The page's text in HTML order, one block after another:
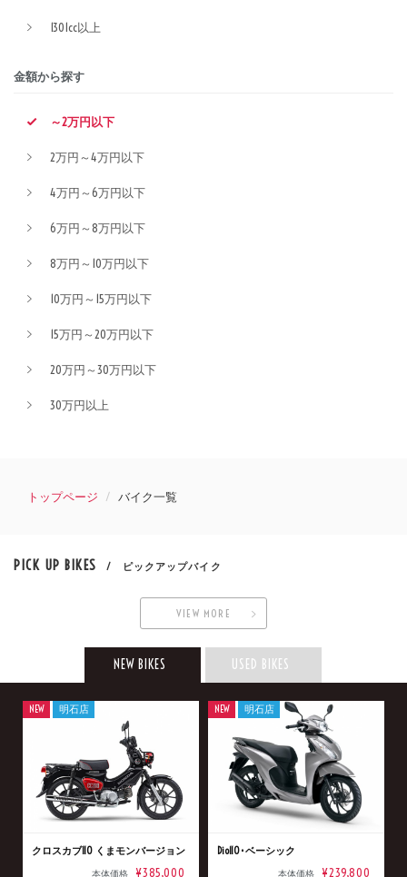
1301cc以上
金額から探す
～2万円以下
2万円～4万円以下
4万円～6万円以下
6万円～8万円以下
8万円～10万円以下
10万円～15万円以下
15万円～20万円以下
20万円～30万円以下
30万円以上
トップページ バイク一覧
PICK UP BIKES / ピックアップバイク
VIEW MORE
NEW BIKES USED BIKES
クロスカブ110 くまモンバージョン
本体価格 ¥385,000
NEW 明石店
Dio110･ベーシック
本体価格 ¥239,800
NEW 明石店